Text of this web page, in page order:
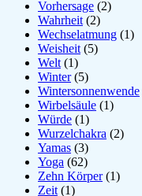
Vorhersage (2)
Wahrheit (2)
Wechselatmung (1)
Weisheit (5)
Welt (1)
Winter(5)
Wintersonnenwende
Wirbelsäule (1)
Würde (1)
Wurzelchakra (2)
Yamas (3)
Yoga (62)
Zehn Körper(1)
Zeit (1)